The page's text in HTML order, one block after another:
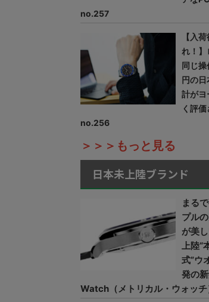
no.257
【入
れ！】
同じ
円の
計がヨ
く評価
no.256
＞＞＞もっと見る
日本未上陸ブランド
まる
プル
が美
上陸“
式”ウ
発の
Watch（メトリカル・ウォッチ